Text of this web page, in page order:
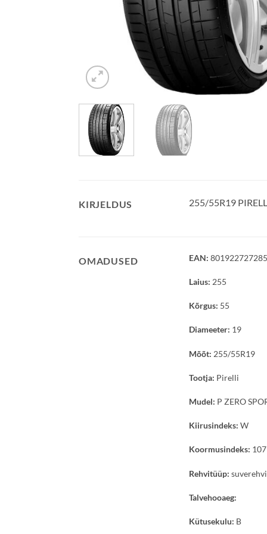
KIRJELDUS 255/55R19
OMADUSED EAN:
Laius: 255
Kõrgus: 55
Diameeter: 19
Mõõt: 255/55R19
Tootja: Pirelli
Mudel: P ZERO
Kiirusindeks: W
Koormusindeks: 107
Rehvitüüp:
Talvehooaeg:
Kütusekulu: B